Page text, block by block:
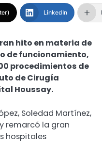
LinkedIn
hito en materia de
de funcionamiento,
procedimientos de
de Cirugía
Houssay.
Soledad Martínez,
remarcó la gran
hospitales